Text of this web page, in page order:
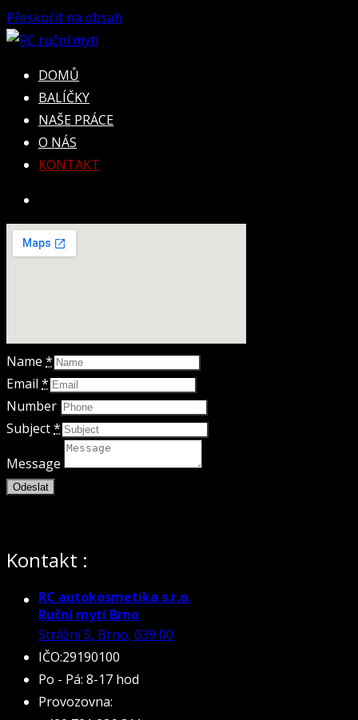
Přeskočit na obsah
RC ruční mytí
Umyjeme všechno co má kola!
DOMŮ
BALÍČKY
NAŠE PRÁCE
O NÁS
KONTAKT
Name *
Email *
Number
Subject*
Message
Odeslat
Kontakt :
RC autokosmetika s.r.o.
Ruční mytí Brno
Strážní 5, Brno, 639 00
IČO:29190100
Po - Pá: 8-17 hod
Provozovna: